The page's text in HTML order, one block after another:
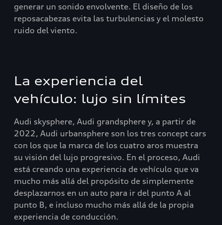
generar un sonido envolvente. El diseño de los
reposacabezas evita las turbulencias y el molesto
ruido del viento.
La experiencia del
vehículo: lujo sin límites
Audi skysphere, Audi grandsphere y, a partir de
2022, Audi urbansphere son los tres concept cars
con los que la marca de los cuatro aros muestra
su visión del lujo progresivo. En el proceso, Audi
está creando una experiencia de vehículo que va
mucho más allá del propósito de simplemente
desplazarnos en un auto para ir del punto A al
punto B, e incluso mucho más allá de la propia
experiencia de conducción.